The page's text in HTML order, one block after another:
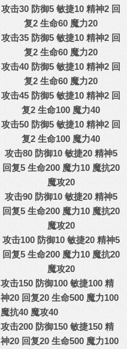
攻击30 防御5 敏捷10 精神2 回
复2 生命60 魔力20
攻击35 防御5 敏捷10 精神2 回
复2 生命60 魔力20
攻击40 防御5 敏捷10 精神2 回
复2 生命60 魔力20
攻击45 防御5 敏捷10 精神2 回
复2 生命100 魔力40
攻击50 防御5 敏捷10 精神2 回
复2 生命100 魔力40
攻击80 防御10 敏捷20 精神5
回复5 生命200 魔力10 魔抗20
魔攻20
攻击90 防御10 敏捷20 精神5
回复5 生命200 魔力10 魔抗20
魔攻20
攻击100 防御10 敏捷20 精神5
回复5 生命200 魔力10 魔抗20
魔攻20
攻击150 防御100 敏捷100 精
神20 回复20 生命500 魔力100
魔抗40 魔攻40
攻击200 防御150 敏捷150 精
神20 回复20 生命500 魔力100